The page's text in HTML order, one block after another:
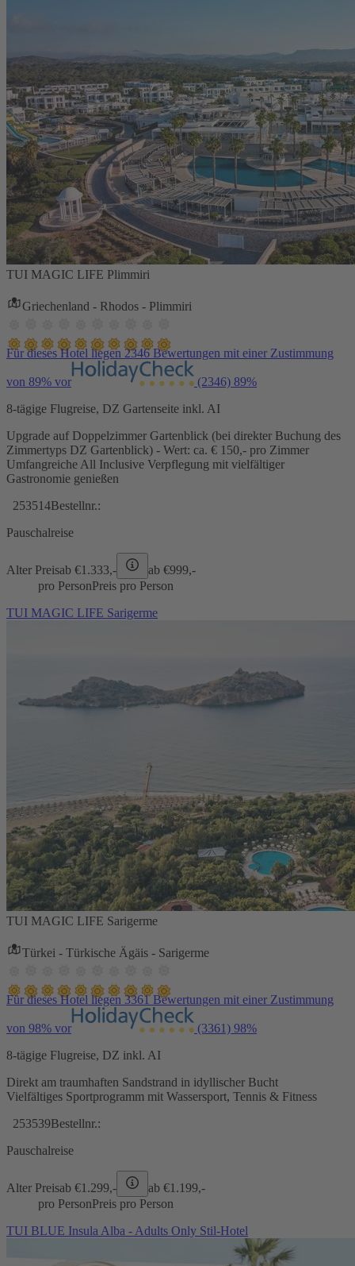
TUI MAGIC LIFE Plimmiri
Griechenland - Rhodos - Plimmiri
Für dieses Hotel liegen 2346 Bewertungen mit einer Zustimmung
von 89% vor (2346) 89%
8-tägige Flugreise, DZ Gartenseite inkl. AI
Upgrade auf Doppelzimmer Gartenblick (bei direkter Buchung des
Zimmertyps DZ Gartenblick) - Wert: ca. € 150,- pro Zimmer
Umfangreiche All Inclusive Verpflegung mit vielfältiger
Gastronomie genießen
253514Bestellnr.:
Pauschalreise
Alter Preisab €1.333,- ab €999,-
pro PersonPreis pro Person
TUI MAGIC LIFE Sarigerme
TUI MAGIC LIFE Sarigerme
Türkei - Türkische Ägäis - Sarigerme
Für dieses Hotel liegen 3361 Bewertungen mit einer Zustimmung
von 98% vor (3361) 98%
8-tägige Flugreise, DZ inkl. AI
Direkt am traumhaften Sandstrand in idyllischer Bucht
Vielfältiges Sportprogramm mit Wassersport, Tennis & Fitness
253539Bestellnr.:
Pauschalreise
Alter Preisab €1.299,- ab €1.199,-
pro PersonPreis pro Person
TUI BLUE Insula Alba - Adults Only Stil-Hotel